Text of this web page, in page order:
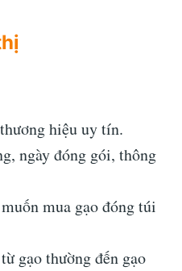
hiệu uy tín.
ngày đóng gói, thông
mua gạo đóng túi
gạo thường đến gạo